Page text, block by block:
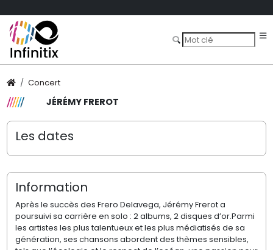
Concert
JÉRÉMY FREROT
Les dates
Information
Après le succès des Frero Delavega, Jérémy Frerot a
poursuivi sa carrière en solo : 2 albums, 2 disques d’or.Parmi
les artistes les plus talentueux et les plus médiatisés de sa
génération, ses chansons abordent des thèmes sensibles,